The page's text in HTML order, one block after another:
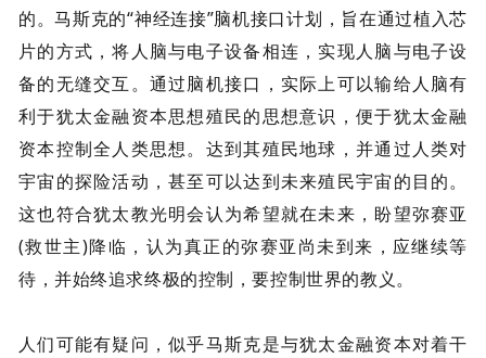
的。马斯克的“神经连接”脑机接口计划，旨在通过植入芯
片的方式，将人脑与电子设备相连，实现人脑与电子设
备的无缝交互。通过脑机接口，实际上可以输给人脑有
利于犹太金融资本思想殖民的思想意识，便于犹太金融
资本控制全人类思想。达到其殖民地球，并通过人类对
宇宙的探险活动，甚至可以达到未来殖民宇宙的目的。
这也符合犹太教光明会认为希望就在未来，盼望弥赛亚
(救世主)降临，认为真正的弥赛亚尚未到来，应继续等
待，并始终追求终极的控制，要控制世界的教义。
人们可能有疑问，似乎马斯克是与犹太金融资本对着干